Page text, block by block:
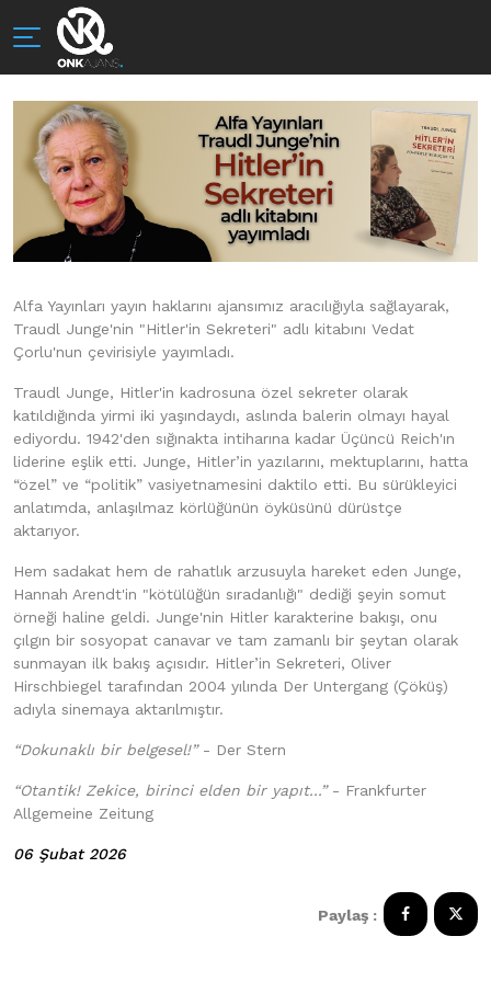
Alfa Yayınları yayın haklarını ajansımız aracılığıyla sağlayarak,
Traudl Junge'nin "Hitler'in Sekreteri" adlı kitabını Vedat
Çorlu'nun çevirisiyle yayımladı.
Traudl Junge, Hitler'in kadrosuna özel sekreter olarak
katıldığında yirmi iki yaşındaydı, aslında balerin olmayı hayal
ediyordu. 1942'den sığınakta intiharına kadar Üçüncü Reich'ın
liderine eşlik etti. Junge, Hitler’in yazılarını, mektuplarını, hatta
“özel” ve “politik” vasiyetnamesini daktilo etti. Bu sürükleyici
anlatımda, anlaşılmaz körlüğünün öyküsünü dürüstçe
aktarıyor.
Hem sadakat hem de rahatlık arzusuyla hareket eden Junge,
Hannah Arendt'in "kötülüğün sıradanlığı" dediği şeyin somut
örneği haline geldi. Junge'nin Hitler karakterine bakışı, onu
çılgın bir sosyopat canavar ve tam zamanlı bir şeytan olarak
sunmayan ilk bakış açısıdır. Hitler’in Sekreteri, Oliver
Hirschbiegel tarafından 2004 yılında Der Untergang (Çöküş)
adıyla sinemaya aktarılmıştır.
“Dokunaklı bir belgesel!” - Der Stern
“Otantik! Zekice, birinci elden bir yapıt...” - Frankfurter
Allgemeine Zeitung
06 Şubat 2026
Paylaş :